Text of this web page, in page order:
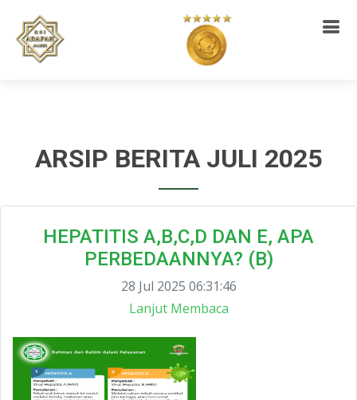
ARSIP BERITA JULI 2025
HEPATITIS A,B,C,D DAN E, APA
PERBEDAANNYA? (B)
28 Jul 2025 06:31:46
Lanjut Membaca